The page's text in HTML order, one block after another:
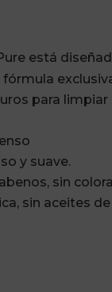
está
para
y suave.
sin
sin aceites